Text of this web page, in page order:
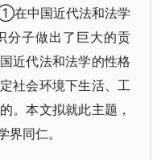
在中国近代法和法学
分子做出了巨大的贡
近代法和法学的性格
社会环境下生活、工
。本文拟就此主题，
同仁。